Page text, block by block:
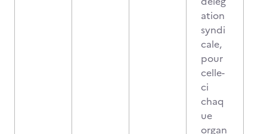
ation
syndi
cale,
pour
celle-
ci
chaq
ue
organ